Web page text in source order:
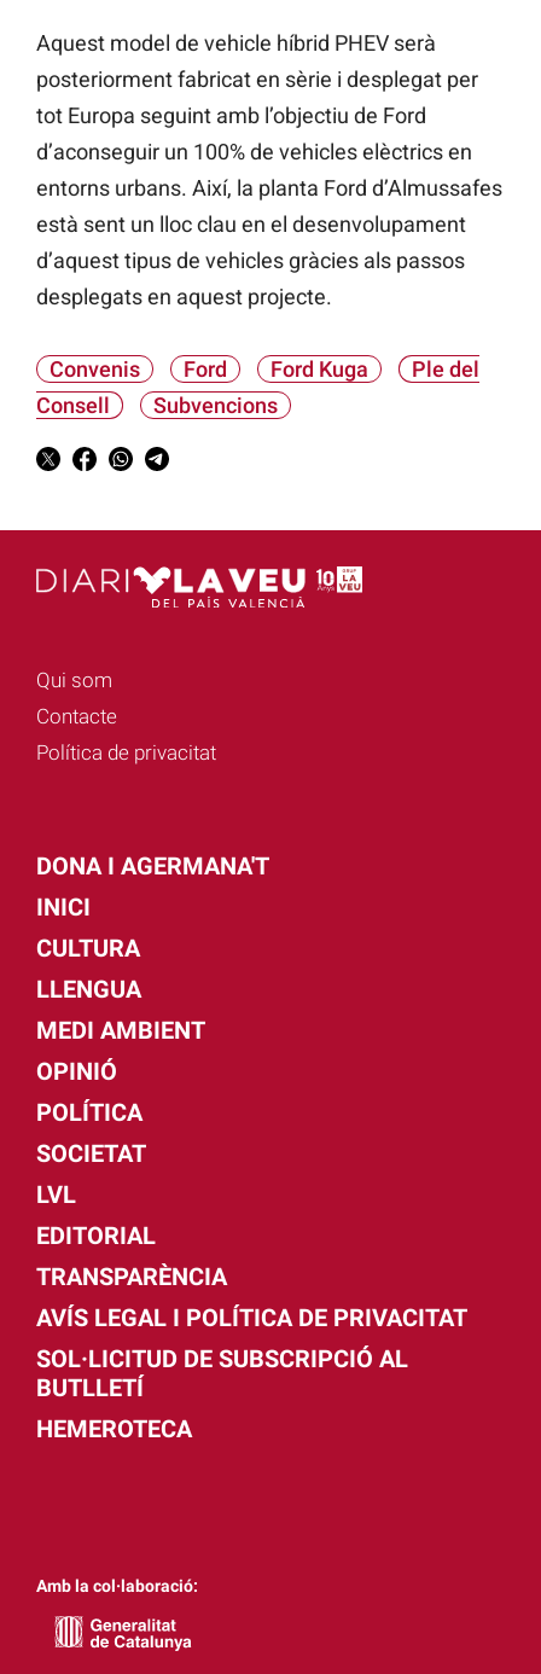
Aquest model de vehicle híbrid PHEV serà
posteriorment fabricat en sèrie i desplegat per
tot Europa seguint amb l’objectiu de Ford
d’aconseguir un 100% de vehicles elèctrics en
entorns urbans. Així, la planta Ford d’Almussafes
està sent un lloc clau en el desenvolupament
d’aquest tipus de vehicles gràcies als passos
desplegats en aquest projecte.
Convenis Ford Ford Kuga
Ple del
Consell
Subvencions
Qui som
Contacte
Política de privacitat
DONA I AGERMANA'T
INICI
CULTURA
LLENGUA
MEDI AMBIENT
OPINIÓ
POLÍTICA
SOCIETAT
LVL
EDITORIAL
TRANSPARÈNCIA
AVÍS LEGAL I POLÍTICA DE PRIVACITAT
SOL·LICITUD DE SUBSCRIPCIÓ AL
BUTLLETÍ
HEMEROTECA
Amb la col·laboració: